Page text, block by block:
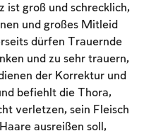
ist groß und schrecklich,
und großes Mitleid
dürfen Trauernde
und zu sehr trauern,
der Korrektur und
befiehlt die Thora,
verletzen, sein Fleisch
ausreißen soll,